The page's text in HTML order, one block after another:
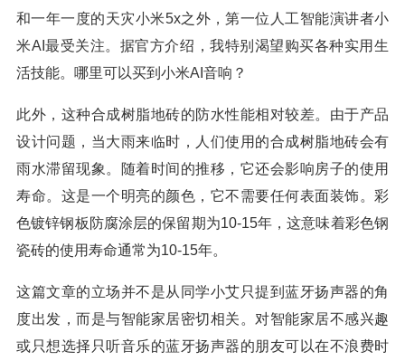
和一年一度的天灾小米5x之外，第一位人工智能演讲者小
米AI最受关注。据官方介绍，我特别渴望购买各种实用生
活技能。哪里可以买到小米AI音响？
此外，这种合成树脂地砖的防水性能相对较差。由于产品
设计问题，当大雨来临时，人们使用的合成树脂地砖会有
雨水滞留现象。随着时间的推移，它还会影响房子的使用
寿命。这是一个明亮的颜色，它不需要任何表面装饰。彩
色镀锌钢板防腐涂层的保留期为10-15年，这意味着彩色钢
瓷砖的使用寿命通常为10-15年。
这篇文章的立场并不是从同学小艾只提到蓝牙扬声器的角
度出发，而是与智能家居密切相关。对智能家居不感兴趣
或只想选择只听音乐的蓝牙扬声器的朋友可以在不浪费时